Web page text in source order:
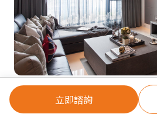
立即諮詢
雅痞族限定 Yocico打造摩登時尚宅